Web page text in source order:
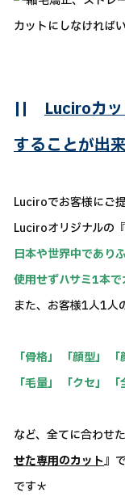
|| Luciroカ
することが出
Luciroでお客様にご
Luciroオリジナルの
日本や世界中であり
使用せずハサミ1本で
また、お客様1人1人
「骨格」 「顔型」
「毛量」 「クセ」
など、全てに合わせ
せた専用のカット』で
です＊